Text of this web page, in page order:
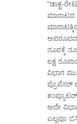
“ಡಾಕ್ಟ-
ಮಾರಾಟದ
ನೂರಕ್ಕೆ
ಲಕ್ಷ
ವಿಭಾಗ
ಪ್ರೊಪೆಸರ್
ಅದೇ
ಎಲ್ಲವೂ